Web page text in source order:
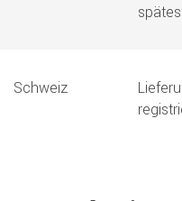
Schweiz